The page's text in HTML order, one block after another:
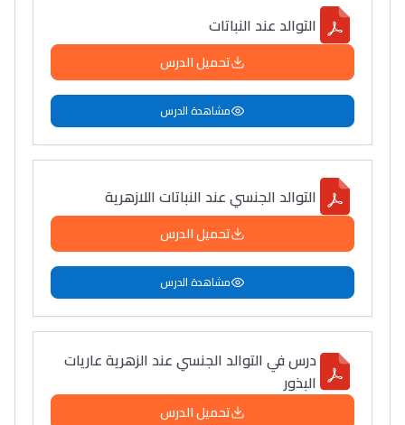
التوالد عند النباتات
تحميل الدرس
مشاهدة الدرس
التوالد الجنسي عند النباتات اللازهرية
تحميل الدرس
مشاهدة الدرس
درس في التوالد الجنسي عند الزهرية عاريات
البذور
تحميل الدرس